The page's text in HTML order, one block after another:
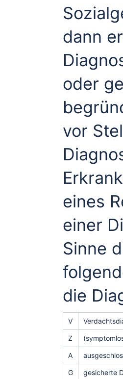
dann
oder
vor
eines
einer
Sinne
die
V
Z
A
G gesicherte